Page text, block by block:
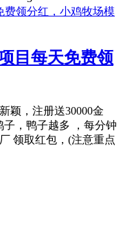
目每天免费领
颖，注册送30000金
，鸭子越多 ，每分钟
领取红包，(注意重点